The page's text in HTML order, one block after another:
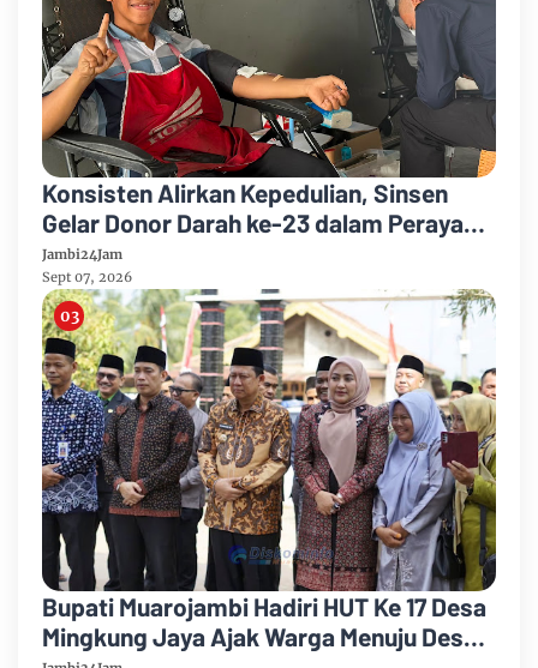
Konsisten Alirkan Kepedulian, Sinsen
Gelar Donor Darah ke-23 dalam Perayaan
Anniversary Sinsen
Jambi24Jam
Sept 07, 2026
Bupati Muarojambi Hadiri HUT Ke 17 Desa
Mingkung Jaya Ajak Warga Menuju Desa